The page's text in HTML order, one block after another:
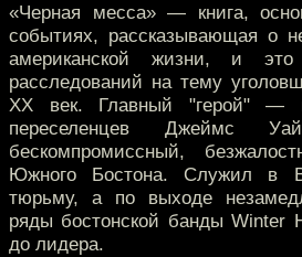
«Черная месса» — книга,
событиях, рассказывающая о
американской жизни, и
расследований на тему
XX век. Главный "герой" —
переселенцев Джеймс
бескомпромиссный,
Южного Бостона. Служил
тюрьму, а по выходе
ряды бостонской банды Winter
до лидера.